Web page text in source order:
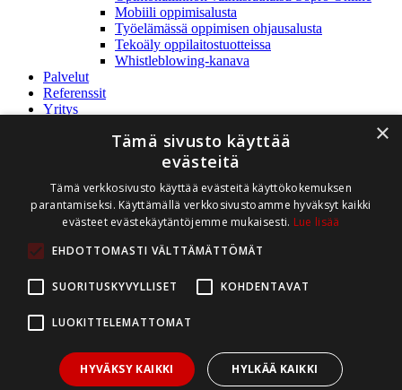
Mobiili oppimisalusta
Työelämässä oppimisen ohjausalusta
Tekoäly oppilaitostuotteissa
Whistleblowing-kanava
Palvelut
Referenssit
Yritys
Yhteystiedot
Whistleblowing
Tuki
Tukipalvelu
Ota yhteyttä
(02) 282 8990
Asiakastuki
×
Tämä sivusto käyttää
evästeitä
Tämä verkkosivusto käyttää evästeitä käyttökokemuksen
parantamiseksi. Käyttämällä verkkosivustoamme hyväksyt kaikki
evästeet evästekäytäntöjemme mukaisesti. Lue lisää
EHDOTTOMASTI VÄLTTÄMÄTTÖMÄT
SUORITUSKYVYLLISET KOHDENTAVAT
LUOKITTELEMATTOMAT
HYVÄKSY KAIKKI HYLKÄÄ KAIKKI